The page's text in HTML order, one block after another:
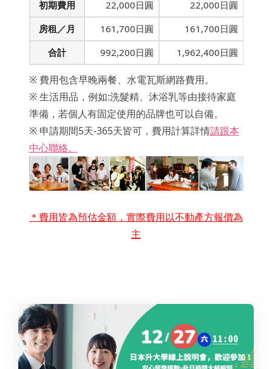
初期費用 22,000日圓
22,000日圓
房租／月
161,700日圓
161,700日圓
合計
992,200日圓 1,962,400日圓
※ 費用包含早晚兩餐、水電瓦斯網路費用。
※ 生活用品，例如:洗髮精、沐浴乳等由接待家庭
準備，若個人有固定使用的品牌也可以自備。
※ 申請期間5天-365天皆可，費用計算詳情請跟本
中心聯絡。
＊費用皆為預估金額，實際費用以不動產方報價為
主